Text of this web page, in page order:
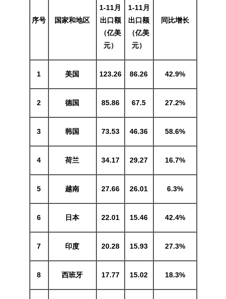
序号 国家和地区
1-11月
出口额
（亿美
元）
1-11月
出口额
（亿美
元）
同比增长
1 美国 123.26 86.26 42.9%
2 德国 85.86 67.5 27.2%
3 韩国 73.53 46.36 58.6%
4 荷兰 34.17 29.27 16.7%
5 越南 27.66 26.01 6.3%
6 日本 22.01 15.46 42.4%
7 印度 20.28 15.93 27.3%
8 西班牙 17.77 15.02 18.3%